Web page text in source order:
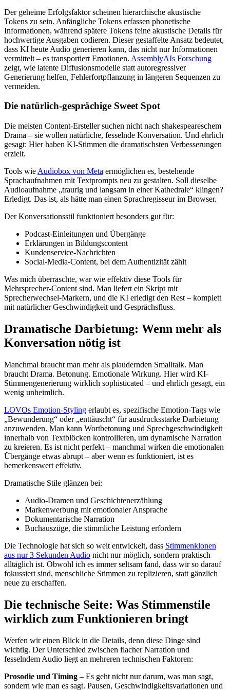
Der geheime Erfolgsfaktor scheinen hierarchische akustische
Tokens zu sein. Anfängliche Tokens erfassen phonetische
Informationen, während spätere Tokens feine akustische Details für
hochwertige Ausgaben codieren. Dieser gestaffelte Ansatz bedeutet,
dass KI heute Audio generieren kann, das nicht nur Informationen
vermittelt – es transportiert Emotionen. AssemblyAIs Forschung
zeigt, wie latente Diffusionsmodelle statt autoregressiver
Generierung helfen, Fehlerfortpflanzung in längeren Sequenzen zu
vermeiden.
Die natürlich-gesprächige Sweet Spot
Die meisten Content-Ersteller suchen nicht nach shakespeareschem
Drama – sie wollen natürliche, fesselnde Konversation. Und ehrlich
gesagt: Hier haben KI-Stimmen die dramatischsten Verbesserungen
erzielt.
Tools wie Audiobox von Meta ermöglichen es, bestehende
Sprachaufnahmen mit Textprompts neu zu gestalten. Soll dieselbe
Audioaufnahme „traurig und langsam in einer Kathedrale“ klingen?
Erledigt. Das ist, als hätte man einen Sprachregisseur im Browser.
Der Konversationsstil funktioniert besonders gut für:
Podcast-Einleitungen und Übergänge
Erklärungen in Bildungscontent
Kundenservice-Nachrichten
Social-Media-Content, bei dem Authentizität zählt
Was mich überraschte, war wie effektiv diese Tools für
Mehrsprecher-Content sind. Man liefert ein Skript mit
Sprecherwechsel-Markern, und die KI erledigt den Rest – komplett
mit natürlicher Geschwindigkeit und Gesprächsfluss.
Dramatische Darbietung: Wenn mehr als
Konversation nötig ist
Manchmal braucht man mehr als plaudernden Smalltalk. Man
braucht Drama. Betonung. Emotionale Wirkung. Hier wird KI-
Stimmengenerierung wirklich sophisticated – und ehrlich gesagt, ein
wenig unheimlich.
LOVOs Emotion-Styling erlaubt es, spezifische Emotion-Tags wie
„Bewunderung“ oder „enttäuscht“ für ausdrucksstarke Darbietung
anzuwenden. Man kann Wortbetonung und Sprechgeschwindigkeit
innerhalb von Textblöcken kontrollieren, um dynamische Narration
zu kreieren. Es ist nicht perfekt – manchmal wirken die emotionalen
Übergänge etwas abrupt – aber wenn es funktioniert, ist es
bemerkenswert effektiv.
Dramatische Stile glänzen bei:
Audio-Dramen und Geschichtenerzählung
Markenwerbung mit emotionaler Ansprache
Dokumentarische Narration
Buchauszüge, die stimmliche Leistung erfordern
Die Technologie hat sich so weit entwickelt, dass Stimmenklonen
aus nur 3 Sekunden Audio nicht nur möglich, sondern praktisch
alltäglich ist. Obwohl ich es immer seltsam fand, dass wir so darauf
fokussiert sind, menschliche Stimmen zu replizieren, statt gänzlich
neue zu erschaffen.
Die technische Seite: Was Stimmenstile
wirklich zum Funktionieren bringt
Werfen wir einen Blick in die Details, denn diese Dinge sind
wichtig. Der Unterschied zwischen flacher Narration und
fesselndem Audio liegt an mehreren technischen Faktoren:
Prosodie und Timing – Es geht nicht nur darum, was man sagt,
sondern wie man es sagt. Pausen, Geschwindigkeitsvariationen und